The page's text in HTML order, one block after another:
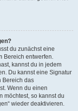
du zunächst eine
Bereich entwerfen.
kannst du in jedem
Du kannst eine Signatur
Bereich das
Wenn du einen
möchtest, so kannst du
wieder deaktivieren.